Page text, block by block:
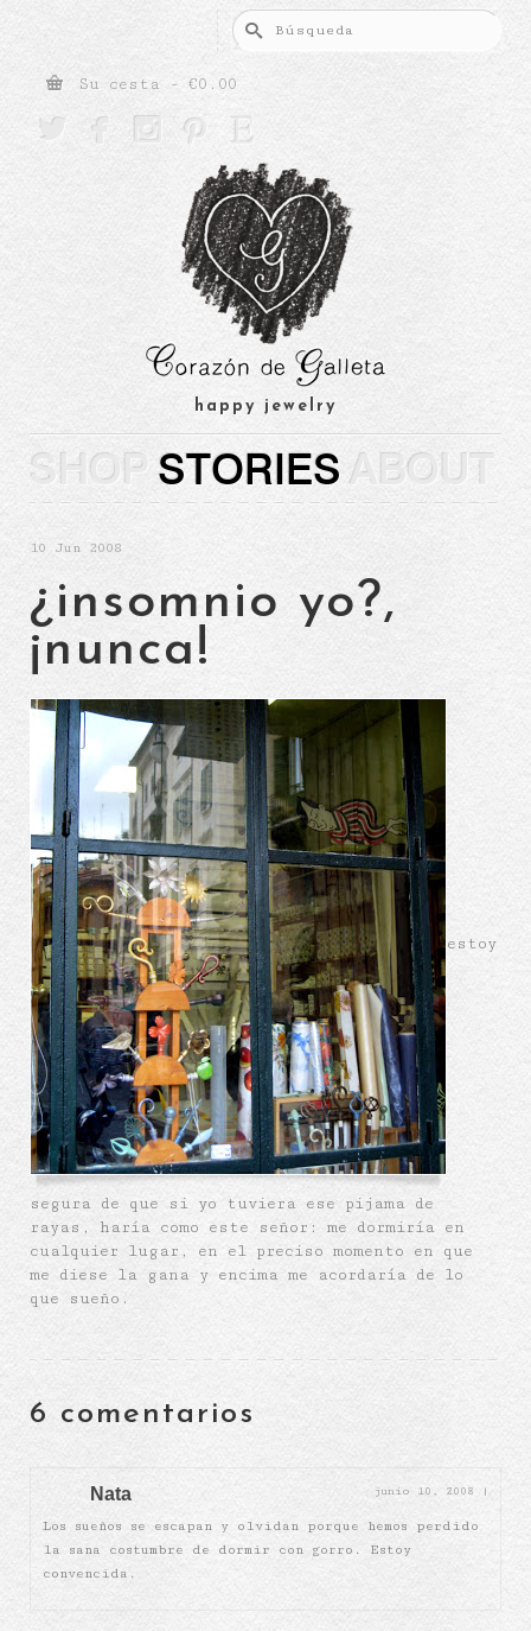
Buscar
por:
Su cesta - €0.00
    
happy jewelry
SHOP STORIES ABOUT
10 Jun 2008
¿insomnio yo?,
¡nunca!
estoy
segura de que si yo tuviera ese pijama de
rayas, haría como este señor: me dormiría en
cualquier lugar, en el preciso momento en que
me diese la gana y encima me acordaría de lo
que sueño.
6 comentarios
Nata junio 10, 2008 |
Los sueños se escapan y olvidan porque hemos perdido
la sana costumbre de dormir con gorro. Estoy
convencida.